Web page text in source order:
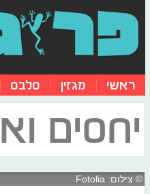
ראשי מגזין סלבס
יחסים
© צילום: Fotolia